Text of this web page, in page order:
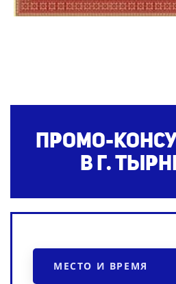
Промо-
в г.
МЕСТО И ВРЕМЯ